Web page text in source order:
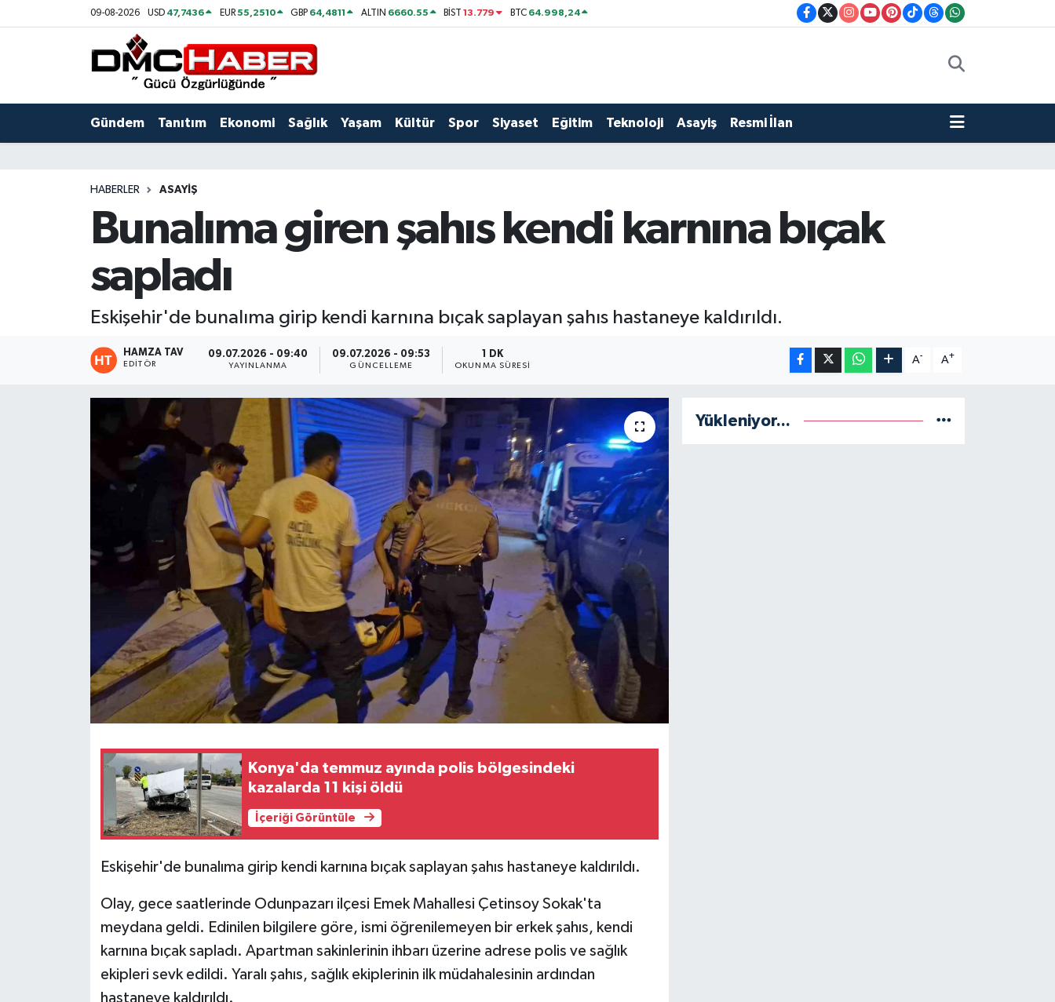
09-08-2026 USD 47,7436 EUR55,2510 GBP 64,4811 ALTIN 6660.55 BİST13.779 BTC 64.998,24
Gündem Tanıtım Ekonomi Sağlık Yaşam Kültür Spor Siyaset Eğitim Teknoloji Asayiş Resmi İlan
HABERLER ASAYIŞ
Bunalıma giren şahıs kendi karnına bıçak
sapladı
Eskişehir'de bunalıma girip kendi karnına bıçak saplayan şahıs hastaneye kaldırıldı.
HAMZA TAV
EDITÖR
09.07.2026 - 09:40
YAYINLANMA
09.07.2026 - 09:53
GÜNCELLEME
1 DK
OKUNMA SÜRESI
A- A+
Konya'da temmuz ayında polis bölgesindeki
kazalarda 11 kişi öldü
İçeriği Görüntüle
Eskişehir'de bunalıma girip kendi karnına bıçak saplayan şahıs hastaneye kaldırıldı.
Olay, gece saatlerinde Odunpazarı ilçesi Emek Mahallesi Çetinsoy Sokak'ta
meydana geldi. Edinilen bilgilere göre, ismi öğrenilemeyen bir erkek şahıs, kendi
karnına bıçak sapladı. Apartman sakinlerinin ihbarı üzerine adrese polis ve sağlık
ekipleri sevk edildi. Yaralı şahıs, sağlık ekiplerinin ilk müdahalesinin ardından
hastaneye kaldırıldı.
Yükleniyor...
Gündem
Nöbetçi Eczaneler
Tüm Manşetler
Son Dakika Haberleri